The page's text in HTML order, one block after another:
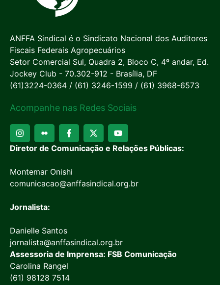
ANFFA Sindical é o Sindicato Nacional dos Auditores
Fiscais Federais Agropecuários
Setor Comercial Sul, Quadra 2, Bloco C, 4º andar, Ed.
Jockey Club - 70.302-912 - Brasília, DF
(61)3224-0364 / (61) 3246-1599 / (61) 3968-6573
Acompanhe nas Redes Sociais
Diretor de Comunicação e Relações Públicas:
Montemar Onishi
comunicacao@anffasindical.org.br
Jornalista:
Danielle Santos
jornalista@anffasindical.org.br
Assessoria de Imprensa: FSB Comunicação
Carolina Rangel
(61) 98128 7514